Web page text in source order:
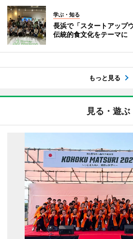
学ぶ・知る
長浜で「スタートアッ
伝統的食文化をテーマに
もっと見る
見る・遊ぶ